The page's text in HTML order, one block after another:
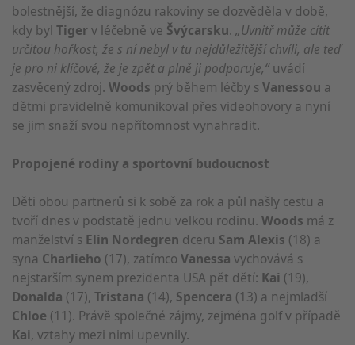
bolestnější, že diagnózu rakoviny se dozvěděla v době,
kdy byl Tigerv léčebně ve Švýcarsku. „Uvnitř může cítit
určitou hořkost, že s ní nebyl v tu nejdůležitější chvíli, ale teď
je pro ni klíčové, že je zpět a plně ji podporuje,“uvádí
zasvěcený zdroj. Woods prý během léčby sVanessou a
dětmi pravidelně komunikoval přes videohovory a nyní
se jim snaží svou nepřítomnost vynahradit.
Propojené rodiny a sportovní budoucnost
Děti obou partnerů si k sobě za rok a půl našly cestu a
tvoří dnes v podstatě jednu velkou rodinu. Woods má z
manželství s Elin Nordegren dceru Sam Alexis (18) a
syna Charlieho (17), zatímco Vanessa vychovává s
nejstarším synem prezidenta USA pět dětí: Kai (19),
Donalda (17), Tristana (14), Spencera (13) a nejmladší
Chloe (11). Právě společné zájmy, zejména golf v případě
Kai, vztahy mezi nimi upevnily.